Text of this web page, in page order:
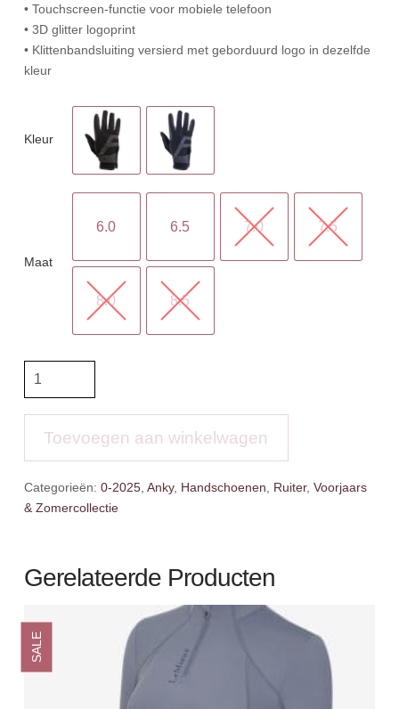
• Touchscreen-functie voor mobiele telefoon
• 3D glitter logoprint
• Klittenbandsluiting versierd met geborduurd logo in dezelfde
kleur
Kleur
Maat
6.0 6.5 7.0 7.5
8.0 8.5
aantalToevoegen aan winkelwagen
Categorieën: 0-2025, Anky, Handschoenen, Ruiter, Voorjaars
& Zomercollectie
Gerelateerde Producten
SALE